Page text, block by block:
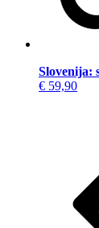
Slovenija:
€ 59,90